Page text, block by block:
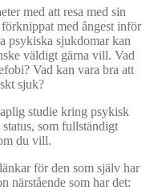
med att resa med sin
med ångest inför
psykiska sjukdomar kan
väldigt gärna vill. Vad
Vad kan vara bra att
sjuk?
studie kring psykisk
som fullständigt
du vill.
för den som själv har
närstående som har det: